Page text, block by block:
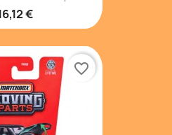
€
favorite_border